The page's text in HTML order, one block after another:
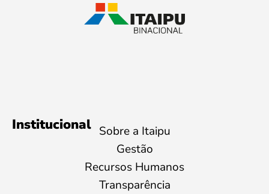
Institucional Sobre a Itaipu
Gestão
Recursos Humanos
Transparência